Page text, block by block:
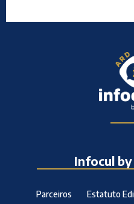
Infocul
Parceiros Estatuto